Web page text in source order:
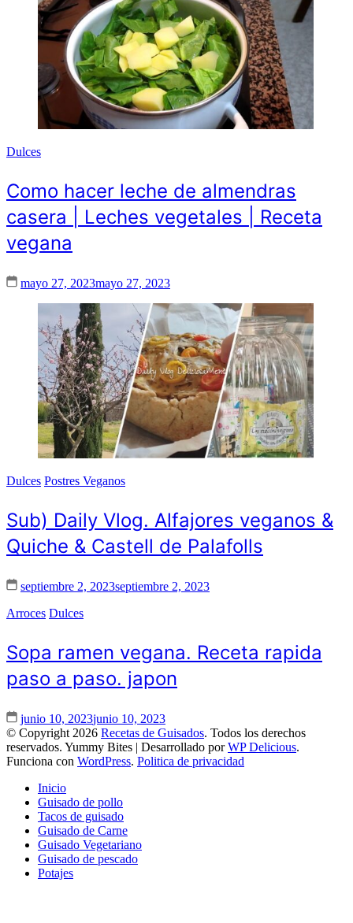
Dulces
Como hacer leche de almendras
casera | Leches vegetales | Receta
vegana
mayo 27, 2023mayo 27, 2023
Dulces Postres Veganos
Sub) Daily Vlog. Alfajores veganos &
Quiche & Castell de Palafolls
septiembre 2, 2023septiembre 2, 2023
Arroces Dulces
Sopa ramen vegana. Receta rapida
paso a paso. japon
junio 10, 2023junio 10, 2023
© Copyright 2026 Recetas de Guisados. Todos los derechos
reservados. Yummy Bites | Desarrollado porWP Delicious.
Funciona con WordPress. Politica de privacidad
Inicio
Guisado de pollo
Tacos de guisado
Guisado de Carne
Guisado Vegetariano
Guisado de pescado
Potajes